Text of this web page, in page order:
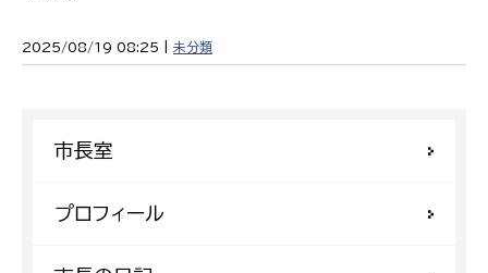
2025/08/19 08:25 | 未分類
市長室
プロフィール